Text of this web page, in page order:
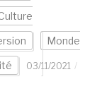
Monde
03/11/2021